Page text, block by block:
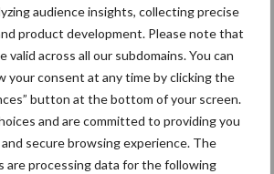
audience insights, collecting precise
product development. Please note that
valid across all our subdomains. You can
your consent at any time by clicking the
button at the bottom of your screen.
and are committed to providing you
secure browsing experience. The
are processing data for the following
Bemesting Fokkerij
Hittestress